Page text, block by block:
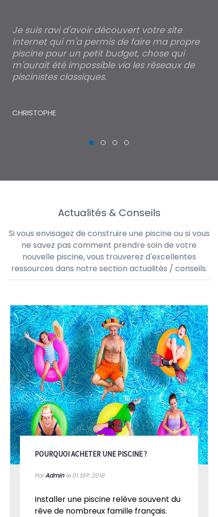
Je suis ravi d'avoir découvert votre site
internet qui m'a permis de faire ma propre
piscine pour un petit budget, chose qui
m'aurait été impossible via les réseaux de
piscinistes classiques.
CHRISTOPHE
Actualités & Conseils
Si vous envisagez de construire une piscine ou si vous
ne savez pas comment prendre soin de votre
nouvelle piscine, vous trouverez d'excellentes
ressources dans notre section actualités / conseils.
POURQUOI ACHETER UNE PISCINE ?
ParAdminle 01SEP, 2018
Installer une piscine relève souvent du
rêve de nombreux famille français.